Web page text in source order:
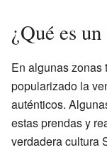
¿Qué es
En algunas zonas
popularizado la
auténticos.
estas prendas y
verdadera cultura